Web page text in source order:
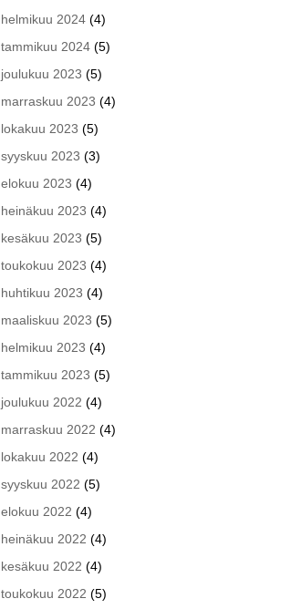
helmikuu 2024 (4)
tammikuu 2024 (5)
joulukuu 2023 (5)
marraskuu 2023 (4)
lokakuu 2023 (5)
syyskuu 2023 (3)
elokuu 2023 (4)
heinäkuu 2023 (4)
kesäkuu 2023 (5)
toukokuu 2023 (4)
huhtikuu 2023 (4)
maaliskuu 2023 (5)
helmikuu 2023 (4)
tammikuu 2023 (5)
joulukuu 2022 (4)
marraskuu 2022 (4)
lokakuu 2022 (4)
syyskuu 2022 (5)
elokuu 2022 (4)
heinäkuu 2022 (4)
kesäkuu 2022 (4)
toukokuu 2022 (5)